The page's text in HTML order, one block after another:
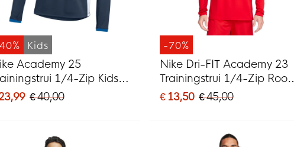
Kids
Academy 25
1/4-Zip Kids
Blauw Wit
€ 40,00
-70%
Nike Dri-FIT Academy 23
Trainingstrui 1/4-Zip Rood
Wit
€ 13,50 € 45,00